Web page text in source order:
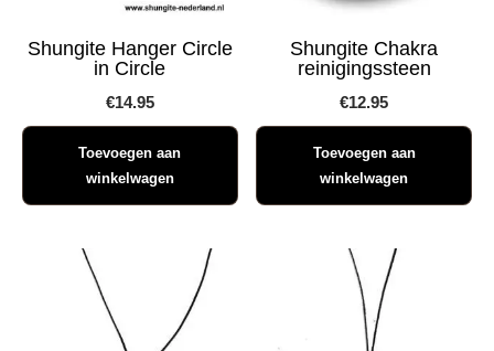
Shungite Hanger Circle
in Circle
€14.95
Toevoegen aan
winkelwagen
Shungite Chakra
reinigingssteen
€12.95
Toevoegen aan
winkelwagen